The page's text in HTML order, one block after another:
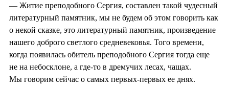
— Житие преподобного Сергия, составлен такой чудесный
литературный памятник, мы не будем об этом говорить как
о некой сказке, это литературный памятник, произведение
нашего доброго светлого средневековья. Того времени,
когда появилась обитель преподобного Сергия тогда еще
не на небосклоне, а где-то в дремучих лесах, чащах.
Мы говорим сейчас о самых первых-первых ее днях.